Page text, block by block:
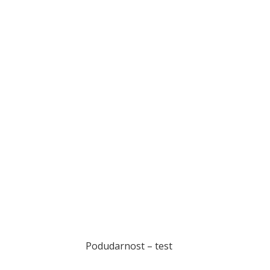
Podudarnost – test